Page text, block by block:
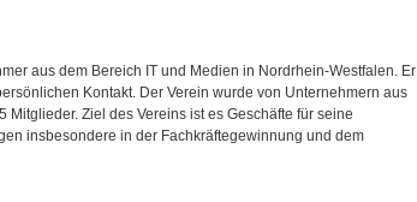
aus dem Bereich IT und Medien in Nordrhein-Westfalen. Er
Kontakt. Der Verein wurde von Unternehmern aus
Ziel des Vereins ist es Geschäfte für seine
insbesondere in der Fachkräftegewinnung und dem